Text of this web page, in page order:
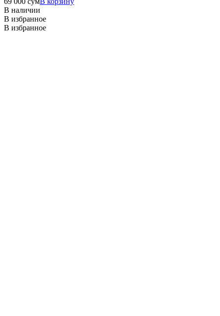
В наличии
В избранное
В избранное